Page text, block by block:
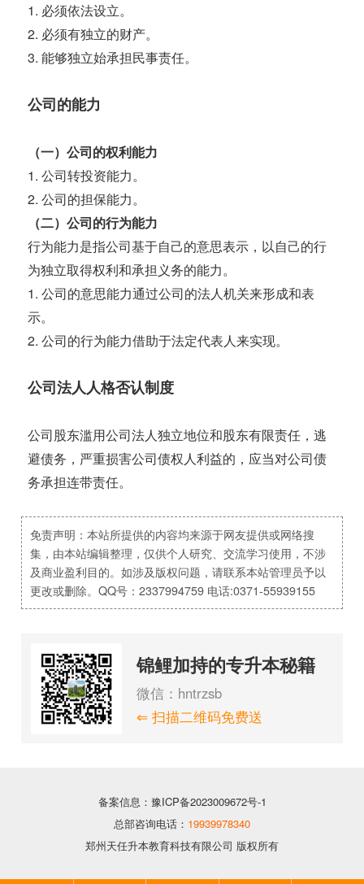
1. 必须依法设立。
2. 必须有独立的财产。
3. 能够独立始承担民事责任。
公司的能力
（一）公司的权利能力
1. 公司转投资能力。
2. 公司的担保能力。
（二）公司的行为能力
行为能力是指公司基于自己的意思表示，以自己的行
为独立取得权利和承担义务的能力。
1. 公司的意思能力通过公司的法人机关来形成和表
示。
2. 公司的行为能力借助于法定代表人来实现。
公司法人人格否认制度
公司股东滥用公司法人独立地位和股东有限责任，逃
避债务，严重损害公司债权人利益的，应当对公司债
务承担连带责任。
免责声明：本站所提供的内容均来源于网友提供或网络搜
集，由本站编辑整理，仅供个人研究、交流学习使用，不涉
及商业盈利目的。如涉及版权问题，请联系本站管理员予以
更改或删除。QQ号：2337994759 电话:0371-55939155
锦鲤加持的专升本秘籍
微信：hntrzsb
⇐ 扫描二维码免费送
备案信息：豫ICP备2023009672号-1
总部咨询电话： 19939978340
郑州天任升本教育科技有限公司 版权所有